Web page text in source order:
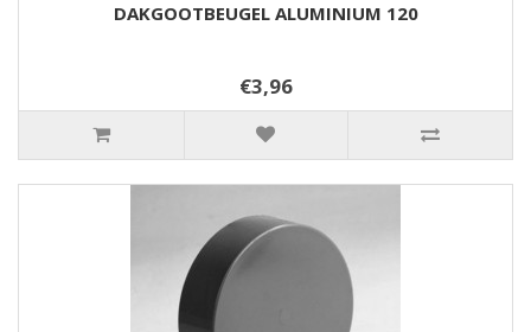
DAKGOOTBEUGEL ALUMINIUM 120
€3,96